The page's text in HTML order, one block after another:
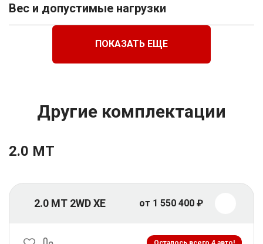
Вес и допустимые нагрузки
ПОКАЗАТЬ ЕЩЕ
Другие комплектации
2.0 MT
2.0 MT 2WD XE от 1 550 400 ₽